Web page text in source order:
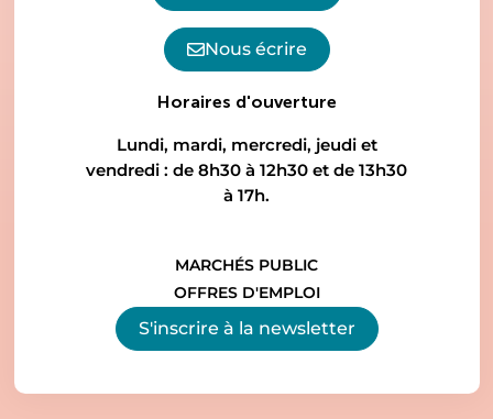
Nous écrire
Horaires d'ouverture
Lundi, mardi, mercredi, jeudi et
vendredi : de 8h30 à 12h30 et de 13h30
à 17h.
MARCHÉS PUBLIC
OFFRES D'EMPLOI
S'inscrire à la newsletter